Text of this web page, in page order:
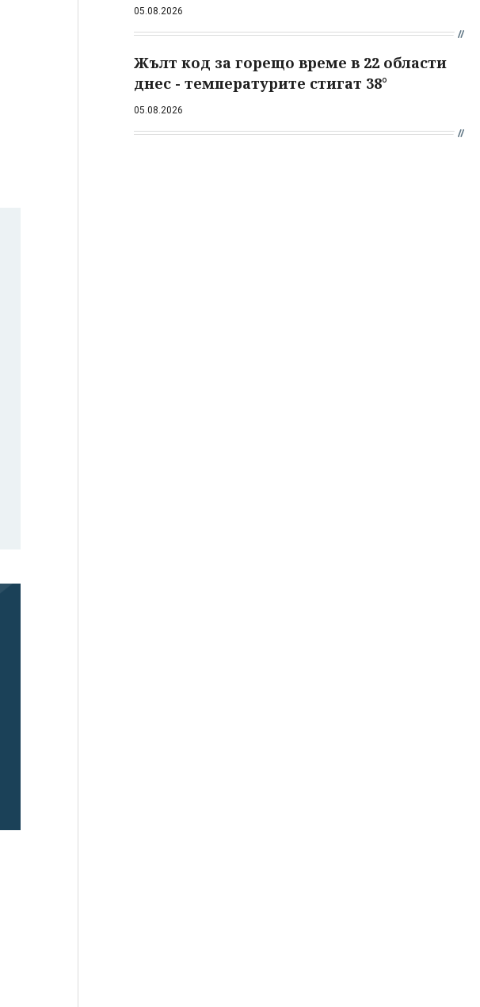
05.08.2026
Жълт код за горещо време в 22 области
днес - температурите стигат 38°
05.08.2026